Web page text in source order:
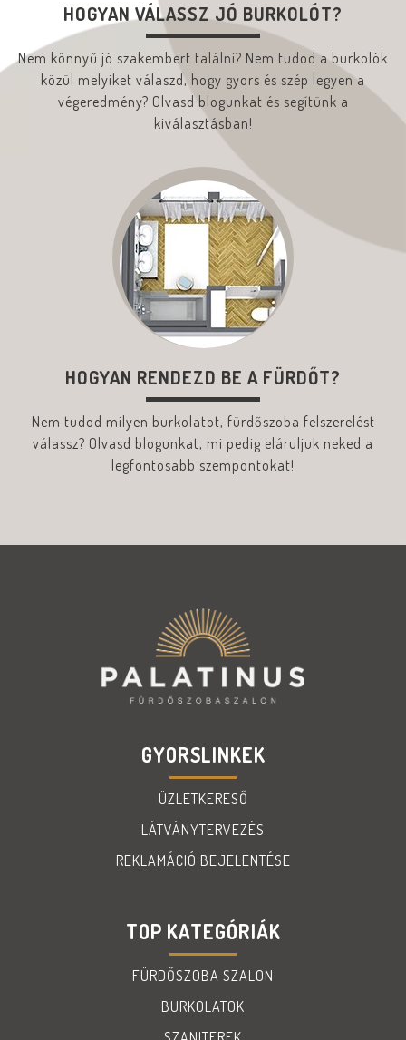
HOGYAN VÁLASSZ JÓ BURKOLÓT?
Nem könnyű jó szakembert találni? Nem tudod a burkolók
közül melyiket válaszd, hogy gyors és szép legyen a
végeredmény? Olvasd blogunkat és segítünk a
kiválasztásban!
HOGYAN RENDEZD BE A FÜRDŐT?
Nem tudod milyen burkolatot, fürdőszoba felszerelést
válassz? Olvasd blogunkat, mi pedig eláruljuk neked a
legfontosabb szempontokat!
GYORSLINKEK
ÜZLETKERESŐ
LÁTVÁNYTERVEZÉS
REKLAMÁCIÓ BEJELENTÉSE
TOP KATEGÓRIÁK
FÜRDŐSZOBA SZALON
BURKOLATOK